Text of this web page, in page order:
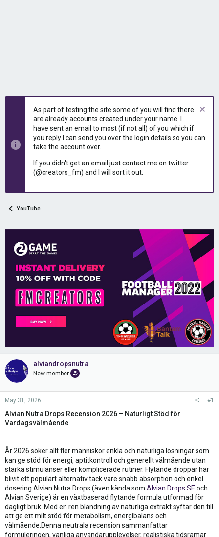
As part of testing the site some of you will find there
are already accounts created under your name. I
have sent an email to most (if not all) of you which if
you reply I can send you over the login details so you can
take the account over.
If you didn't get an email just contact me on twitter
(@creators_fm) and I will sort it out.
YouTube
alviandropsnutra
New member
May 31, 2026 #1
Alvian Nutra Drops Recension 2026 – Naturligt Stöd för
Vardagsvälmående
År 2026 söker allt fler människor enkla och naturliga lösningar som
kan ge stöd för energi, aptitkontroll och generellt välmående utan
starka stimulanser eller komplicerade rutiner. Flytande droppar har
blivit ett populärt alternativ tack vare snabb absorption och enkel
dosering.Alvian Nutra Drops (även kända som Alvian Drops SE och
Alvian Sverige) är en växtbaserad flytande formula utformad för
dagligt bruk. Med en ren blandning av naturliga extrakt syftar den till
att ge ett milt stöd för metabolism, energibalans och
välmående.Denna neutrala recension sammanfattar
formuleringen, vanliga användarupplevelser, realistiska tidsramar